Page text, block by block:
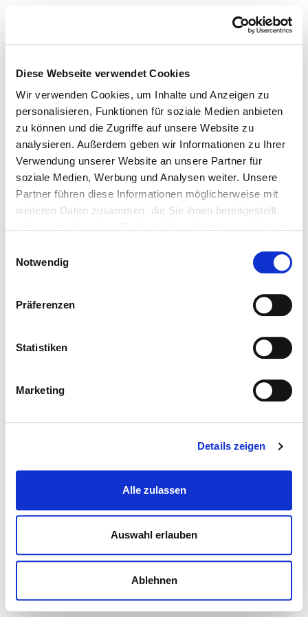
Diese Webseite verwendet Cookies
Wir verwenden Cookies, um Inhalte und Anzeigen zu
personalisieren, Funktionen für soziale Medien anbieten
zu können und die Zugriffe auf unsere Website zu
analysieren. Außerdem geben wir Informationen zu Ihrer
Verwendung unserer Website an unsere Partner für
soziale Medien, Werbung und Analysen weiter. Unsere
Partner führen diese Informationen möglicherweise mit
weiteren Daten zusammen, die Sie ihnen bereitgestellt
Notwendig
Präferenzen
Statistiken
Marketing
Details zeigen
Alle zulassen
Auswahl erlauben
Ablehnen